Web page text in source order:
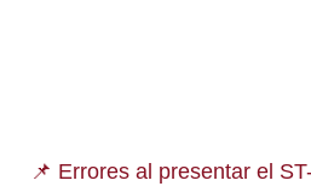
📌 Errores al presentar el